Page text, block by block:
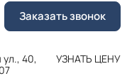
Заказать звонок
40,
УЗНАТЬ ЦЕНУ